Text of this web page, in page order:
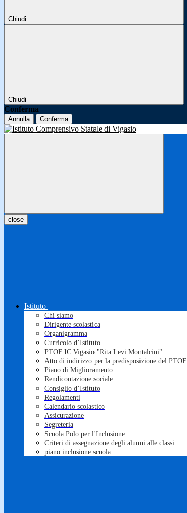
Chiudi
Chiudi
Conferma
Annulla Conferma
close
Istituto
Chi siamo
Dirigente scolastica
Organigramma
Curricolo d’Istituto
PTOF IC Vigasio "Rita Levi Montalcini"
Atto di indirizzo per la predisposizione del PTOF
Piano di Miglioramento
Rendicontazione sociale
Consiglio d’Istituto
Regolamenti
Calendario scolastico
Assicurazione
Segreteria
Scuola Polo per l'Inclusione
Criteri di assegnazione degli alunni alle classi
piano inclusione scuola